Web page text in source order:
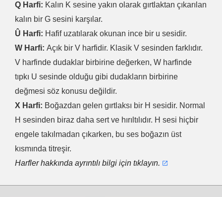
Q Harfi: Kalın K sesine yakın olarak gırtlaktan çıkarılan
kalın bir G sesini karşılar.
Û Harfi: Hafif uzatılarak okunan ince bir u sesidir.
W Harfi: Açık bir V harfidir. Klasik V sesinden farklıdır.
V harfinde dudaklar birbirine değerken, W harfinde
tıpkı U sesinde olduğu gibi dudakların birbirine
değmesi söz konusu değildir.
X Harfi: Boğazdan gelen gırtlaksı bir H sesidir. Normal
H sesinden biraz daha sert ve hırıltılıdır. H sesi hiçbir
engele takılmadan çıkarken, bu ses boğazın üst
kısmında titreşir.
Harfler hakkında ayrıntılı bilgi için tıklayın.